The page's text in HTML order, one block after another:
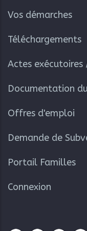
Vos démarches
Téléchargements
Actes
Documentation
Offres d'emploi
Demande de
Portail Familles
Connexion